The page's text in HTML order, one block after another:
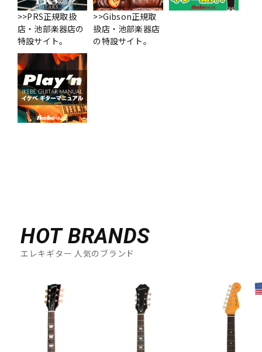
>>PRS正規取扱
店・池部楽器店の
特設サイト。
>>Gibson正規取
扱店・池部楽器店
の特設サイト。
HOT BRANDS
エレキギター 人気のブランド